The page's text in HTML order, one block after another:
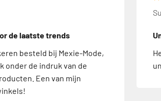
de laatste trends
besteld bij Mexie-Mode,
onder de indruk van de
Een van mijn